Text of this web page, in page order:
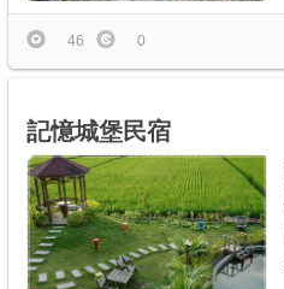
46 0
記憶城堡民宿